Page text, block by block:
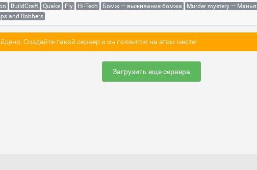
BuildCraft Quake Fly Hi-Tech Бомж — выживание бомжа Murder mystery —
and Robbers
Создайте такой сервер и он появится на этом месте!
Загрузить еще сервера